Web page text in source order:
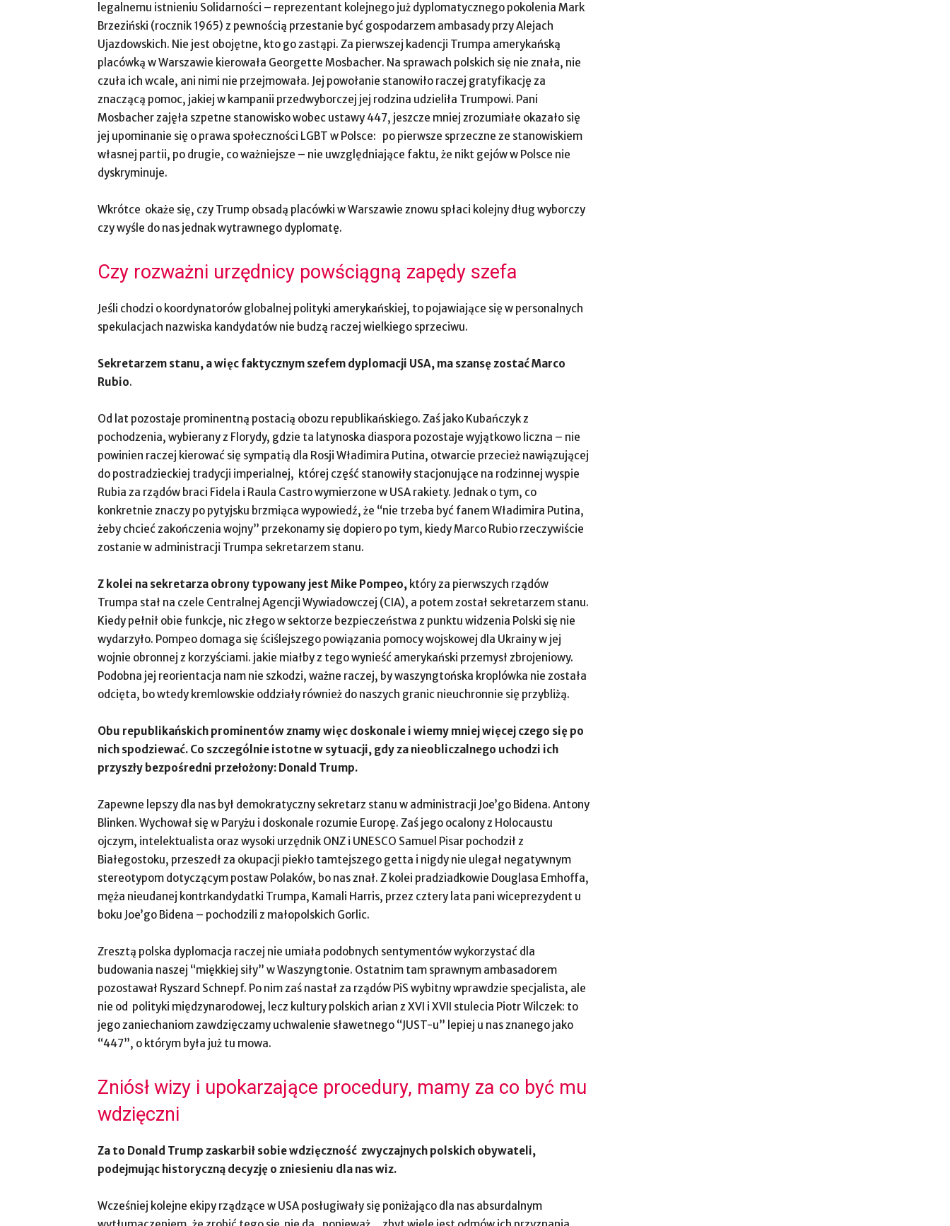
legalnemu istnieniu Solidarności – reprezentant kolejnego już dyplomatycznego pokolenia Mark
Brzeziński (rocznik 1965) z pewnością przestanie być gospodarzem ambasady przy Alejach
Ujazdowskich. Nie jest obojętne, kto go zastąpi. Za pierwszej kadencji Trumpa amerykańską
placówką w Warszawie kierowała Georgette Mosbacher. Na sprawach polskich się nie znała, nie
czuła ich wcale, ani nimi nie przejmowała. Jej powołanie stanowiło raczej gratyfikację za
znaczącą pomoc, jakiej w kampanii przedwyborczej jej rodzina udzieliła Trumpowi. Pani
Mosbacher zajęła szpetne stanowisko wobec ustawy 447, jeszcze mniej zrozumiałe okazało się
jej upominanie się o prawa społeczności LGBT w Polsce: po pierwsze sprzeczne ze stanowiskiem
własnej partii, po drugie, co ważniejsze – nie uwzględniające faktu, że nikt gejów w Polsce nie
dyskryminuje.
Wkrótce okaże się, czy Trump obsadą placówki w Warszawie znowu spłaci kolejny dług wyborczy
czy wyśle do nas jednak wytrawnego dyplomatę.
Czy rozważni urzędnicy powściągną zapędy szefa
Jeśli chodzi o koordynatorów globalnej polityki amerykańskiej, to pojawiające się w personalnych
spekulacjach nazwiska kandydatów nie budzą raczej wielkiego sprzeciwu.
Sekretarzem stanu, a więc faktycznym szefem dyplomacji USA, ma szansę zostać Marco
Rubio.
Od lat pozostaje prominentną postacią obozu republikańskiego. Zaś jako Kubańczyk z
pochodzenia, wybierany z Florydy, gdzie ta latynoska diaspora pozostaje wyjątkowo liczna – nie
powinien raczej kierować się sympatią dla Rosji Władimira Putina, otwarcie przecież nawiązującej
do postradzieckiej tradycji imperialnej, której część stanowiły stacjonujące na rodzinnej wyspie
Rubia za rządów braci Fidela i Raula Castro wymierzone w USA rakiety. Jednak o tym, co
konkretnie znaczy po pytyjsku brzmiąca wypowiedź, że “nie trzeba być fanem Władimira Putina,
żeby chcieć zakończenia wojny” przekonamy się dopiero po tym, kiedy Marco Rubio rzeczywiście
zostanie w administracji Trumpa sekretarzem stanu.
Z kolei na sekretarza obrony typowany jest Mike Pompeo, który za pierwszych rządów
Trumpa stał na czele Centralnej Agencji Wywiadowczej (CIA), a potem został sekretarzem stanu.
Kiedy pełnił obie funkcje, nic złego w sektorze bezpieczeństwa z punktu widzenia Polski się nie
wydarzyło. Pompeo domaga się ściślejszego powiązania pomocy wojskowej dla Ukrainy w jej
wojnie obronnej z korzyściami. jakie miałby z tego wynieść amerykański przemysł zbrojeniowy.
Podobna jej reorientacja nam nie szkodzi, ważne raczej, by waszyngtońska kroplówka nie została
odcięta, bo wtedy kremlowskie oddziały również do naszych granic nieuchronnie się przybliżą.
Obu republikańskich prominentów znamy więc doskonale i wiemy mniej więcej czego się po
nich spodziewać. Co szczególnie istotne w sytuacji, gdy za nieobliczalnego uchodzi ich
przyszły bezpośredni przełożony: Donald Trump.
Zapewne lepszy dla nas był demokratyczny sekretarz stanu w administracji Joe’go Bidena. Antony
Blinken. Wychował się w Paryżu i doskonale rozumie Europę. Zaś jego ocalony z Holocaustu
ojczym, intelektualista oraz wysoki urzędnik ONZ i UNESCO Samuel Pisar pochodził z
Białegostoku, przeszedł za okupacji piekło tamtejszego getta i nigdy nie ulegał negatywnym
stereotypom dotyczącym postaw Polaków, bo nas znał. Z kolei pradziadkowie Douglasa Emhoffa,
męża nieudanej kontrkandydatki Trumpa, Kamali Harris, przez cztery lata pani wiceprezydent u
boku Joe’go Bidena – pochodzili z małopolskich Gorlic.
Zresztą polska dyplomacja raczej nie umiała podobnych sentymentów wykorzystać dla
budowania naszej “miękkiej siły” w Waszyngtonie. Ostatnim tam sprawnym ambasadorem
pozostawał Ryszard Schnepf. Po nim zaś nastał za rządów PiS wybitny wprawdzie specjalista, ale
nie od polityki międzynarodowej, lecz kultury polskich arian z XVI i XVII stulecia Piotr Wilczek: to
jego zaniechaniom zawdzięczamy uchwalenie sławetnego “JUST-u” lepiej u nas znanego jako
“447”, o którym była już tu mowa.
Zniósł wizy i upokarzające procedury, mamy za co być mu
wdzięczni
Za to Donald Trump zaskarbił sobie wdzięczność zwyczajnych polskich obywateli,
podejmując historyczną decyzję o zniesieniu dla nas wiz.
Wcześniej kolejne ekipy rządzące w USA posługiwały się poniżająco dla nas absurdalnym